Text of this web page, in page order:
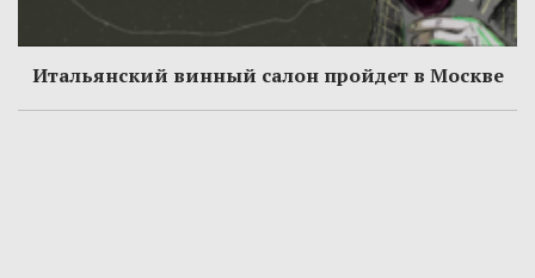
Итальянский винный салон пройдет в Москве